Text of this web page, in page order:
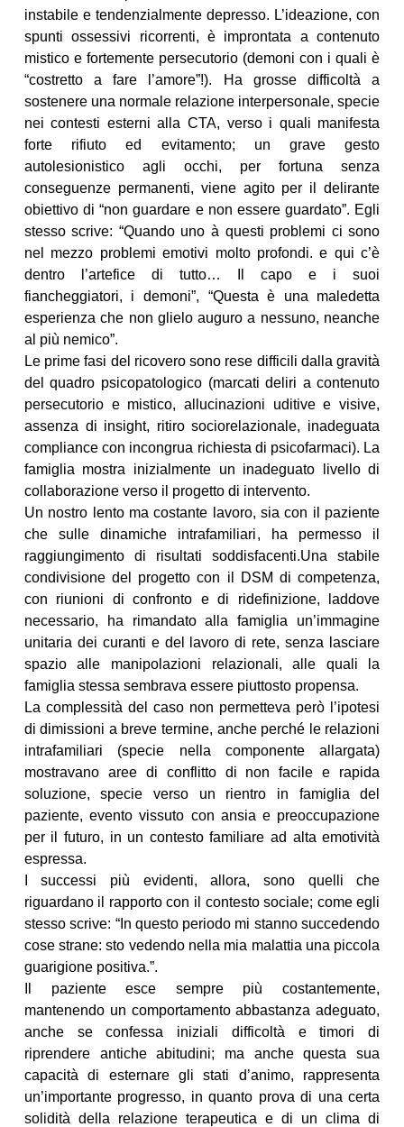
instabile e tendenzialmente depresso. L’ideazione, con
spunti ossessivi ricorrenti, è improntata a contenuto
mistico e fortemente persecutorio (demoni con i quali è
“costretto a fare l’amore”!). Ha grosse difficoltà a
sostenere una normale relazione interpersonale, specie
nei contesti esterni alla CTA, verso i quali manifesta
forte rifiuto ed evitamento; un grave gesto
autolesionistico agli occhi, per fortuna senza
conseguenze permanenti, viene agito per il delirante
obiettivo di “non guardare e non essere guardato”. Egli
stesso scrive: “Quando uno à questi problemi ci sono
nel mezzo problemi emotivi molto profondi. e qui c’è
dentro l’artefice di tutto… Il capo e i suoi
fiancheggiatori, i demoni”, “Questa è una maledetta
esperienza che non glielo auguro a nessuno, neanche
al più nemico”.
Le prime fasi del ricovero sono rese difficili dalla gravità
del quadro psicopatologico (marcati deliri a contenuto
persecutorio e mistico, allucinazioni uditive e visive,
assenza di insight, ritiro sociorelazionale, inadeguata
compliance con incongrua richiesta di psicofarmaci). La
famiglia mostra inizialmente un inadeguato livello di
collaborazione verso il progetto di intervento.
Un nostro lento ma costante lavoro, sia con il paziente
che sulle dinamiche intrafamiliari, ha permesso il
raggiungimento di risultati soddisfacenti.Una stabile
condivisione del progetto con il DSM di competenza,
con riunioni di confronto e di ridefinizione, laddove
necessario, ha rimandato alla famiglia un’immagine
unitaria dei curanti e del lavoro di rete, senza lasciare
spazio alle manipolazioni relazionali, alle quali la
famiglia stessa sembrava essere piuttosto propensa.
La complessità del caso non permetteva però l’ipotesi
di dimissioni a breve termine, anche perché le relazioni
intrafamiliari (specie nella componente allargata)
mostravano aree di conflitto di non facile e rapida
soluzione, specie verso un rientro in famiglia del
paziente, evento vissuto con ansia e preoccupazione
per il futuro, in un contesto familiare ad alta emotività
espressa.
I successi più evidenti, allora, sono quelli che
riguardano il rapporto con il contesto sociale; come egli
stesso scrive: “In questo periodo mi stanno succedendo
cose strane: sto vedendo nella mia malattia una piccola
guarigione positiva.”.
Il paziente esce sempre più costantemente,
mantenendo un comportamento abbastanza adeguato,
anche se confessa iniziali difficoltà e timori di
riprendere antiche abitudini; ma anche questa sua
capacità di esternare gli stati d’animo, rappresenta
un’importante progresso, in quanto prova di una certa
solidità della relazione terapeutica e di un clima di